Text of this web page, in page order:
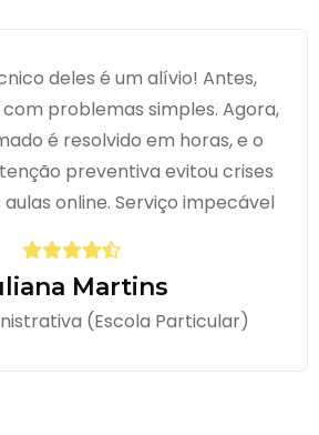
deles é um alívio! Antes,
problemas simples. Agora,
é resolvido em horas, e o
preventiva evitou crises
online. Serviço impecável
Martins
(Escola Particular)